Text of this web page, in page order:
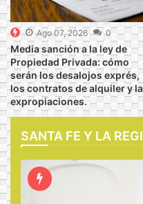
Ago 07, 2026 0
Media sanción a la ley de
Propiedad Privada: cómo
serán los desalojos exprés,
los contratos de alquiler y
expropiaciones.
SANTA FE Y LA